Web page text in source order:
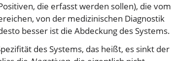
die erfasst werden sollen), die vom
von der medizinischen Diagnostik
besser ist die Abdeckung des Systems.
des Systems, das heißt, es sinkt der